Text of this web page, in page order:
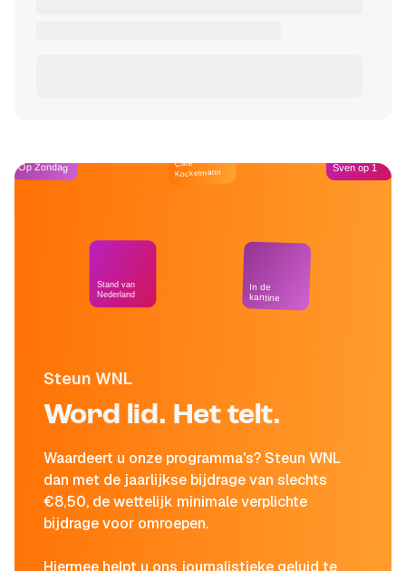
Steun WNL
Word lid. Het telt.
Waardeert u onze programma's? Steun WNL
dan met de jaarlijkse bijdrage van slechts
€8,50, de wettelijk minimale verplichte
bijdrage voor omroepen.
Op Zondag
Stand van
Nederland
Café
Kockelmann
In de
kantine
Sven op 1